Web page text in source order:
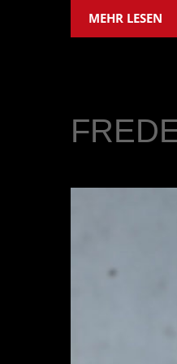
MEHR LESEN